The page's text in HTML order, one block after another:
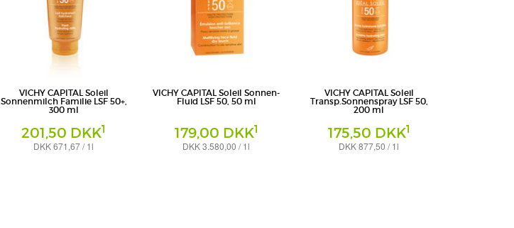
VICHY CAPITAL Soleil
Sonnenmilch Familie LSF 50+,
300 ml
201,50 DKK1
DKK 671,67 / 1l
VICHY CAPITAL Soleil Sonnen-
Fluid LSF 50, 50 ml
179,00 DKK1
DKK 3.580,00 / 1l
VICHY CAPITAL Soleil
Transp.Sonnenspray LSF 50,
200 ml
175,50 DKK1
DKK 877,50 / 1l